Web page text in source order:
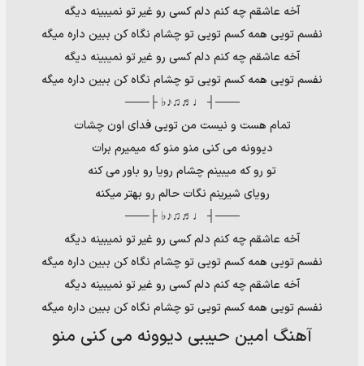
آخه عاشقم چه کنم دلم کسی رو غیر تو نمیبینه دیگه
نفسم تویی همه کسم تویی تو چشام نگاه کن ببین داره میگه
آخه عاشقم چه کنم دلم کسی رو غیر تو نمیبینه دیگه
نفسم تویی همه کسم تویی تو چشام نگاه کن ببین داره میگه
───┤ ♩♬♫♪♭ ├───
تمام هست و نیست من تویی فدای اون چشات
دیوونه می کنی منو منو که میمیرم برات
تو رو که میبینم چشام رویا رو باور می کنه
رویای شیرینم نگات حالم رو بهتر میکنه
───┤ ♩♬♫♪♭ ├───
آخه عاشقم چه کنم دلم کسی رو غیر تو نمیبینه دیگه
نفسم تویی همه کسم تویی تو چشام نگاه کن ببین داره میگه
آخه عاشقم چه کنم دلم کسی رو غیر تو نمیبینه دیگه
نفسم تویی همه کسم تویی تو چشام نگاه کن ببین داره میگه
آهنگ امین حبیبی دیوونه می کنی منو